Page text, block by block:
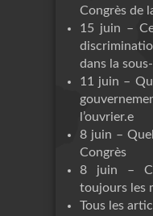
Congrès de
15 juin –
dans la
11 juin –
l’ouvrier.e
8 juin –
Congrès
8 juin –
toujours les
Tous les